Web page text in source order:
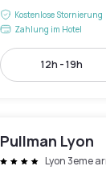
Kostenlose Stornierung
Zahlung im Hotel
12h - 19h
Pullman Lyon
Lyon 3eme